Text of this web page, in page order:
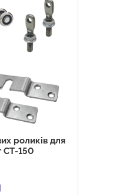
роликів для
СТ-150